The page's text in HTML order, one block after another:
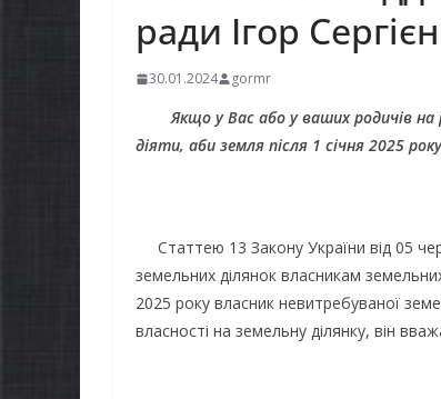
ради Ігор
30.01.2024 gormr
Якщо у Вас або у ваших родичів на
діяти, аби земля після 1 січня 2025
Статтею 13 Закону України від 05
земельних ділянок власникам
2025 року власник невитребуваної
власності на земельну ділянку, він